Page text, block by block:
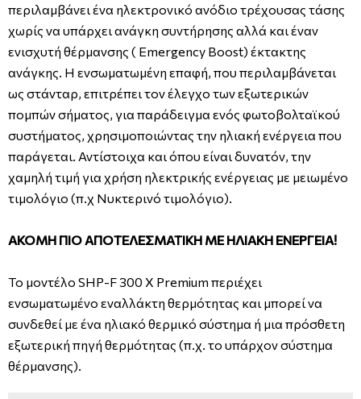
περιλαμβάνει ένα ηλεκτρονικό ανόδιο τρέχουσας τάσης
χωρίς να υπάρχει ανάγκη συντήρησης αλλά και έναν
ενισχυτή θέρμανσης ( Emergency Boost) έκτακτης
ανάγκης. Η ενσωματωμένη επαφή, που περιλαμβάνεται
ως στάνταρ, επιτρέπει τον έλεγχο των εξωτερικών
πομπών σήματος, για παράδειγμα ενός φωτοβολταϊκού
συστήματος, χρησιμοποιώντας την ηλιακή ενέργεια που
παράγεται. Αντίστοιχα και όπου είναι δυνατόν, την
χαμηλή τιμή για χρήση ηλεκτρικής ενέργειας με μειωμένο
τιμολόγιο (π.χ Νυκτερινό τιμολόγιο).
ΑΚΟΜΗ ΠΙΟ ΑΠΟΤΕΛΕΣΜΑΤΙΚΗ ΜΕ ΗΛΙΑΚΗ ΕΝΕΡΓΕΙΑ!
Το μοντέλο SHP-F 300 X Premium περιέχει
ενσωματωμένο εναλλάκτη θερμότητας και μπορεί να
συνδεθεί με ένα ηλιακό θερμικό σύστημα ή μια πρόσθετη
εξωτερική πηγή θερμότητας (π.χ. το υπάρχον σύστημα
θέρμανσης).